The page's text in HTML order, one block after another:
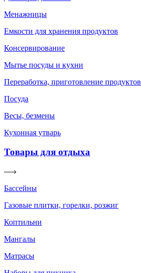
Менажницы
Емкости для хранения продуктов
Консервирование
Мытье посуды и кухни
Переработка, приготовление продуктов
Посуда
Весы, безмены
Кухонная утварь
Товары для отдыха
Бассейны
Газовые плитки, горелки, розжиг
Коптильни
Мангалы
Матрасы